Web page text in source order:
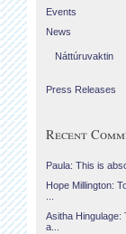
Events
News
Náttúruvaktin
Press Releases
Recent
Paula: This is
Hope Millington:
Asitha Hingulage:
a...